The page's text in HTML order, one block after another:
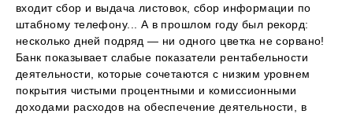
входит сбор и выдача листовок, сбор информации по
штабному телефону... А в прошлом году был рекорд:
несколько дней подряд — ни одного цветка не сорвано!
Банк показывает слабые показатели рентабельности
деятельности, которые сочетаются с низким уровнем
покрытия чистыми процентными и комиссионными
доходами расходов на обеспечение деятельности, в